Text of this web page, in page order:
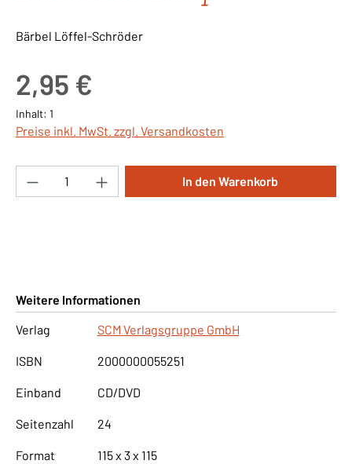
Bärbel Löffel-Schröder
2,95 €
Inhalt: 1
Preise inkl. MwSt. zzgl. Versandkosten
Produkt Anzahl: Gib den gewünschten
In den Warenkorb
Weitere Informationen
Verlag
SCM Verlagsgruppe GmbH
ISBN 2000000055251
Einband CD/DVD
Seitenzahl 24
Format 115 x 3 x 115